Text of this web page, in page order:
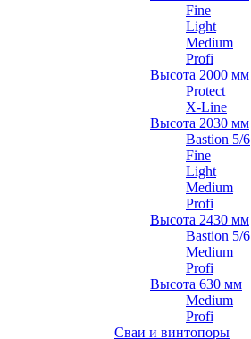
Fine
Light
Medium
Profi
Высота 2000 мм
Protect
X-Line
Высота 2030 мм
Bastion 5/6
Fine
Light
Medium
Profi
Высота 2430 мм
Bastion 5/6
Medium
Profi
Высота 630 мм
Medium
Profi
Сваи и винтопоры